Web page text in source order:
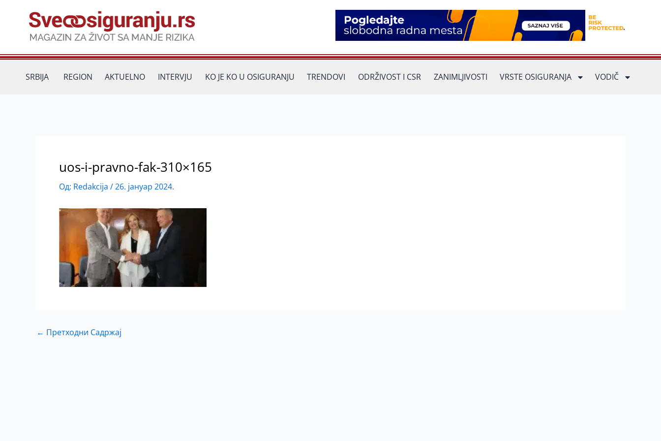
SRBIJA REGION AKTUELNO INTERVJU KO JE KO U OSIGURANJU TRENDOVI ODRŽIVOST I CSR ZANIMLJIVOSTI VRSTE OSIGURANJA VODIČ
uos-i-pravno-fak-310×165
Од: Redakcija /26. јануар 2024.
← Претходни Садржај